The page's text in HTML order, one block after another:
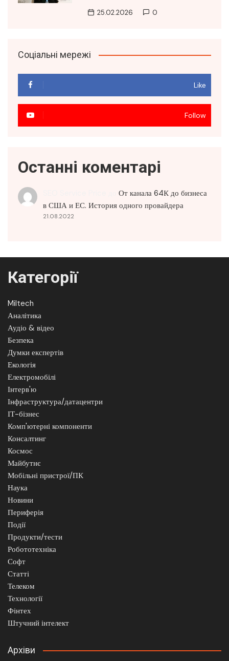
25.02.2026 0
Соціальні мережі
Like
Follow
Останні коментарі
От канала 64К до бизнеса
в США и ЕС. История одного провайдера
21.08.2022
Категорії
Miltech
Аналітика
Аудіо & відео
Безпека
Думки експертів
Екологія
Електромобілі
Інтерв'ю
Інфраструктура/датацентри
ІТ-бізнес
Комп'ютерні компоненти
Консалтинг
Космос
Майбутнє
Мобільні пристрої/ПК
Наука
Новини
Периферія
Події
Продукти/тести
Робототехніка
Софт
Статті
Телеком
Технології
Фінтех
Штучний інтелект
Архіви